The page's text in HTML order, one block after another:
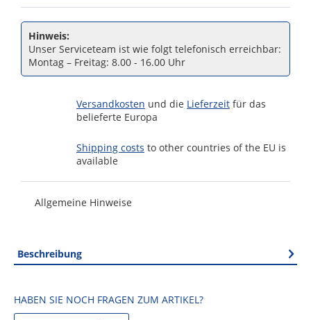
Hinweis:
Unser Serviceteam ist wie folgt telefonisch erreichbar:
Montag – Freitag: 8.00 - 16.00 Uhr
Versandkosten und die Lieferzeit für das
belieferte Europa
Shipping costs to other countries of the EU is
available
Allgemeine Hinweise
Beschreibung
HABEN SIE NOCH FRAGEN ZUM ARTIKEL?